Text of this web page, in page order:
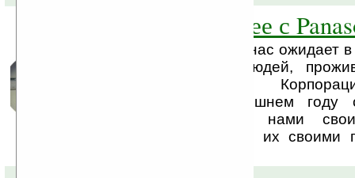
Увидеть будущее с
Как узнать о том, что нас ожидает
спросить опытных людей,
интересную жизнь.
отмечающая в нынешнем году
юбилей, делится с нами
будущего, подкрепляя их своими